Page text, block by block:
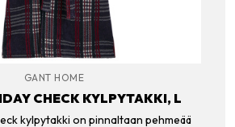
GANT HOME
CHECK KYLPYTAKKI, L
kylpytakki on pinnaltaan pehmeää